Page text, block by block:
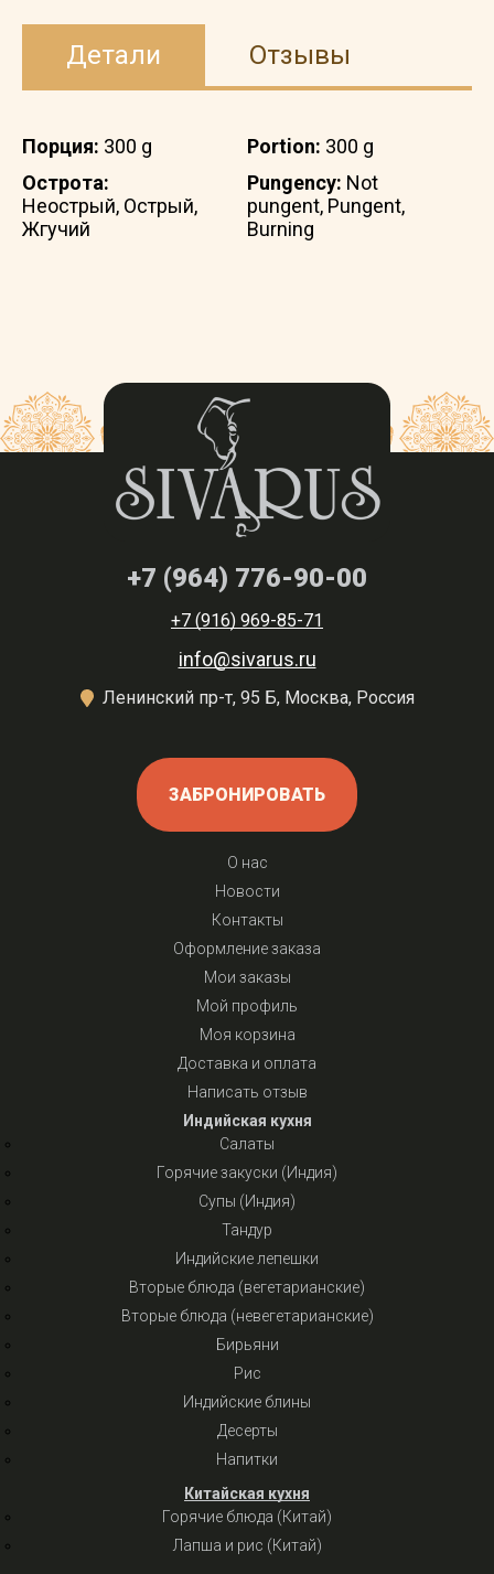
Детали Отзывы
Порция: 300 g
Острота:
Неострый, Острый,
Жгучий
Portion: 300 g
Pungency: Not
pungent, Pungent,
Burning
+7 (964) 776-90-00
+7 (916) 969-85-71
info@sivarus.ru
Ленинский пр-т, 95 Б, Москва, Россия
ЗАБРОНИРОВАТЬ
О нас
Новости
Контакты
Оформление заказа
Мои заказы
Мой профиль
Моя корзина
Доставка и оплата
Написать отзыв
Индийская кухня
Салаты
Горячие закуски (Индия)
Супы (Индия)
Тандур
Индийские лепешки
Вторые блюда (вегетарианские)
Вторые блюда (невегетарианские)
Бирьяни
Рис
Индийские блины
Десерты
Напитки
Китайская кухня
Горячие блюда (Китай)
Лапша и рис (Китай)